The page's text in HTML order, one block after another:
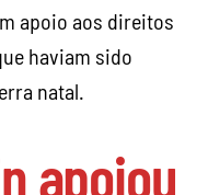
apoio aos direitos
haviam sido
natal.
apoiou